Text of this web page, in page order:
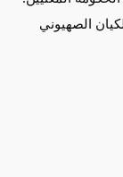
الصهيوني